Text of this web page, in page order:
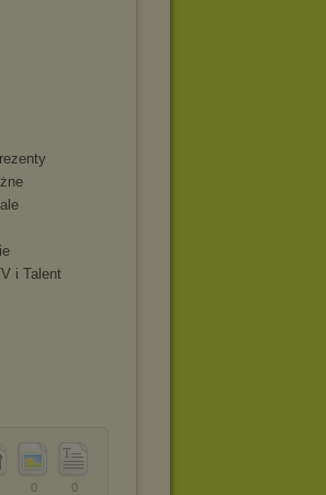
i Talent
0
0